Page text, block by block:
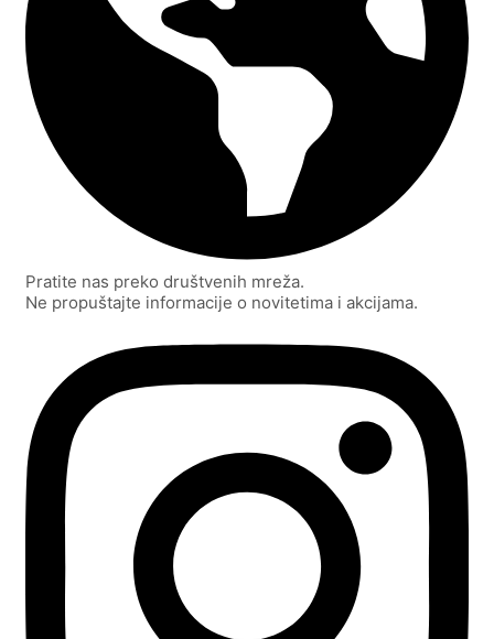
Pratite nas preko društvenih mreža.
Ne propuštajte informacije o novitetima i akcijama.